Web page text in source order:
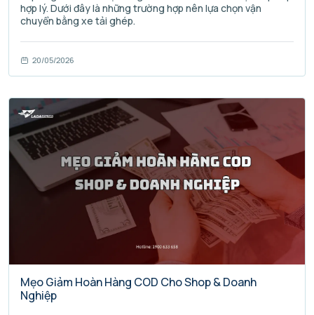
hợp lý. Dưới đây là những trường hợp nên lựa chọn vận
chuyển bằng xe tải ghép.
20/05/2026
Mẹo Giảm Hoàn Hàng COD Cho Shop & Doanh
Nghiệp